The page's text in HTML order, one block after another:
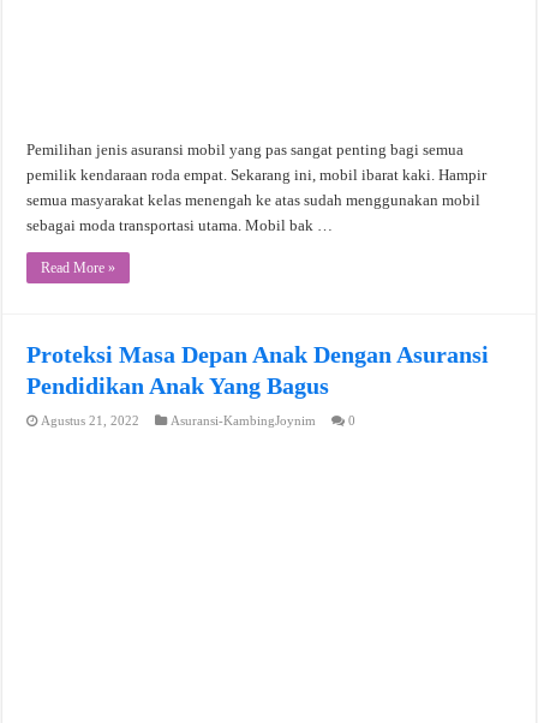
Pemilihan jenis asuransi mobil yang pas sangat penting bagi semua
pemilik kendaraan roda empat. Sekarang ini, mobil ibarat kaki. Hampir
semua masyarakat kelas menengah ke atas sudah menggunakan mobil
sebagai moda transportasi utama. Mobil bak …
Read More »
Proteksi Masa Depan Anak Dengan Asuransi
Pendidikan Anak Yang Bagus
Agustus 21, 2022 Asuransi-KambingJoynim 0